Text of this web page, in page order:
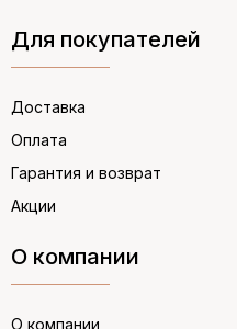
Для покупателей
Доставка
Оплата
Гарантия и возврат
Акции
О компании
О компании